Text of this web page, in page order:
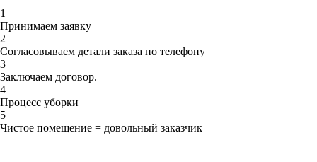
1
Принимаем заявку
2
Согласовываем детали заказа по телефону
3
Заключаем договор.
4
Процесс уборки
5
Чистое помещение = довольный заказчик